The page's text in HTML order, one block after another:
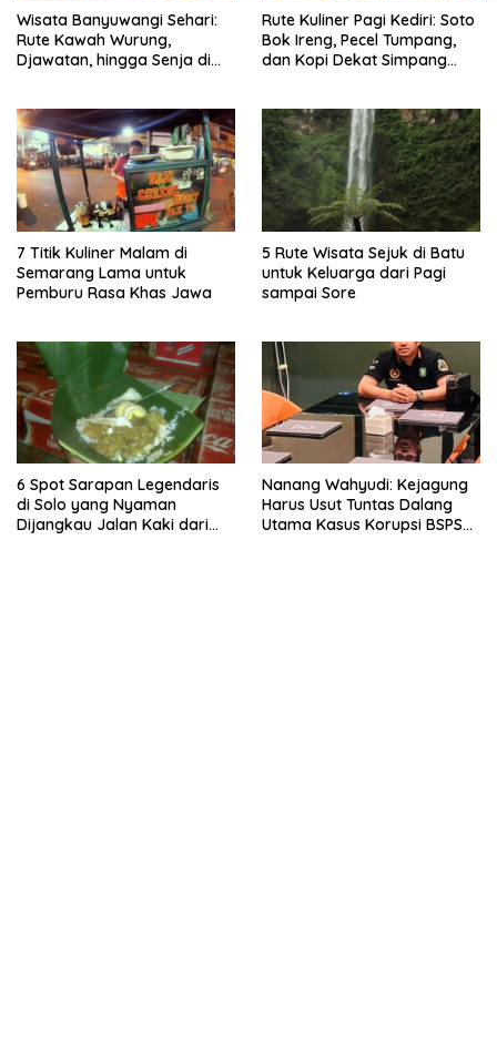
Wisata Banyuwangi Sehari:
Rute Kawah Wurung,
Djawatan, hingga Senja di
Rute Kuliner Pagi Kediri: Soto
Bok Ireng, Pecel Tumpang,
dan Kopi Dekat Simpang
7 Titik Kuliner Malam di
Semarang Lama untuk
Pemburu Rasa Khas Jawa
5 Rute Wisata Sejuk di Batu
untuk Keluarga dari Pagi
sampai Sore
6 Spot Sarapan Legendaris
di Solo yang Nyaman
Dijangkau Jalan Kaki dari
Nanang Wahyudi: Kejagung
Harus Usut Tuntas Dalang
Utama Kasus Korupsi BSPS